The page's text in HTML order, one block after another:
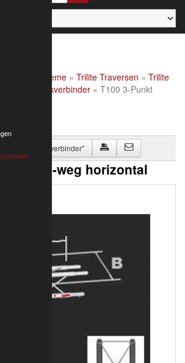
Traversensysteme » Trilite Traversen » Trilite
3-Punkt Eckverbinder » T100 3-Punkt
3-Punkt Eckverbinder"
Kreuz 5-weg horizontal